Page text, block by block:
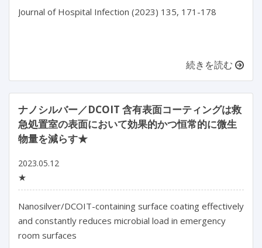
Journal of Hospital Infection (2023) 135, 171-178
続きを読む
ナノシルバー／DCOIT 含有表面コーティングは救
急処置室の表面において効果的かつ恒常的に微生
物量を減らす★
2023.05.12
★
Nanosilver/DCOIT-containing surface coating effectively
and constantly reduces microbial load in emergency
room surfaces